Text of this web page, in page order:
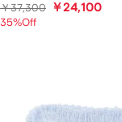
￥37,300 ￥24,100
35%Off